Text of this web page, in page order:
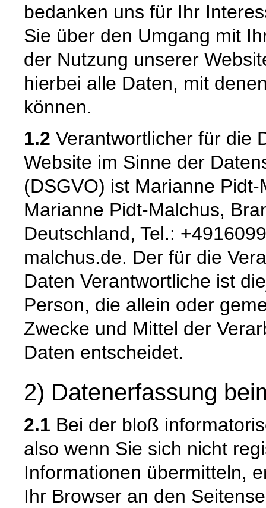
bedanken uns für Ihr
Sie über den Umgang mit
der Nutzung unserer
hierbei alle Daten, mit
können.
1.2 Verantwortlicher für die
Website im Sinne der
(DSGVO) ist Marianne
Marianne Pidt-Malchus,
Deutschland, Tel.:
malchus.de. Der für die
Daten Verantwortliche ist
Person, die allein oder
Zwecke und Mittel der
Daten entscheidet.
2) Datenerfassung
2.1 Bei der bloß
also wenn Sie sich nicht
Informationen übermitteln,
Ihr Browser an den